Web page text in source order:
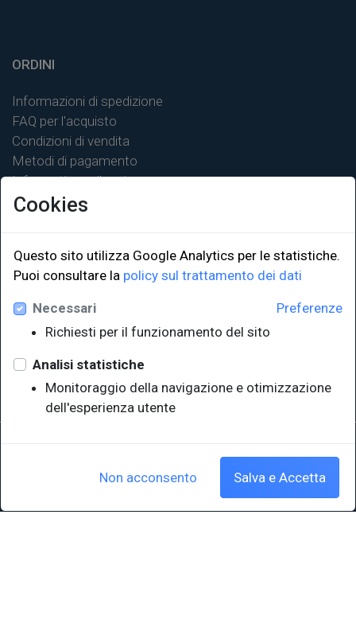
ORDINI
Informazioni di spedizione
FAQ per l'acquisto
Condizioni di vendita
Metodi di pagamento
Informativa sulla privacy
LINK ISTITUZIONALI
Università degli Studi di Trieste
Sistema Bibliotecario di Ateneo
EUT in cifre
P.IVA 00211830328 - C.F. 80013890324 - P.E.C.: ateneo@pec.units.it
Cookies
Questo sito utilizza Google Analytics per le statistiche.
Puoi consultare la policy sul trattamento dei dati
Preferenze
Necessari
Richiesti per il funzionamento del sito
Analisi statistiche
Monitoraggio della navigazione e otimizzazione
dell'esperienza utente
Non acconsento Salva e Accetta